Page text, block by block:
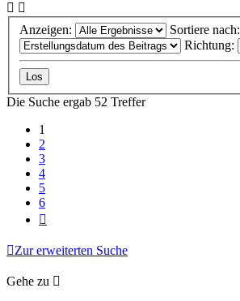
Anzeigen:
Sortiere nach:
Richtung:
Die Suche ergab 52 Treffer
1
2
3
4
5
6
Zur erweiterten Suche
Gehe zu